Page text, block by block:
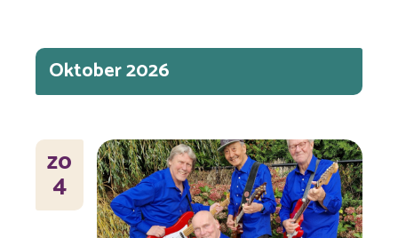
Oktober 2026
ZO
4